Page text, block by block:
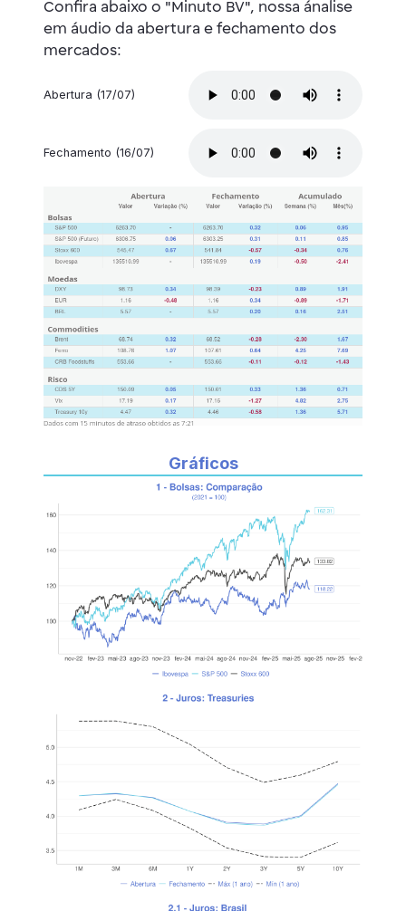
Confira abaixo o "Minuto BV", nossa ánalise
em áudio da abertura e fechamento dos
mercados:
Abertura (17/07)
Fechamento (16/07)
Gráficos